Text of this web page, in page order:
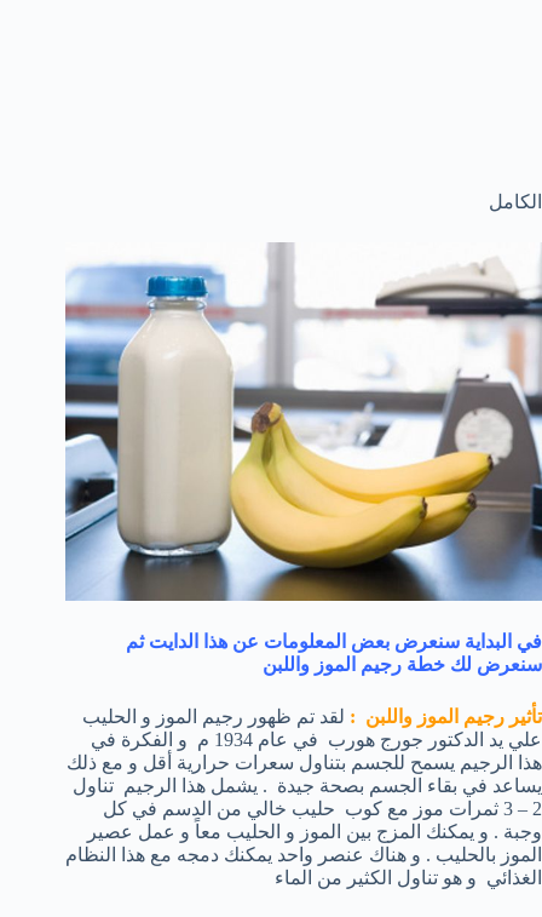
الكامل
في البداية سنعرض بعض المعلومات عن هذا الدايت ثم
سنعرض لك خطة رجيم الموز واللبن
تأثير رجيم الموز واللبن : لقد تم ظهور رجيم الموز و الحليب
علي يد الدكتور جورج هورب في عام 1934 م و الفكرة في
هذا الرجيم يسمح للجسم بتناول سعرات حرارية أقل و مع ذلك
يساعد في بقاء الجسم بصحة جيدة . يشمل هذا الرجيم تناول
2 – 3 ثمرات موز مع كوب حليب خالي من الدسم في كل
وجبة . و يمكنك المزج بين الموز و الحليب معاً و عمل عصير
الموز بالحليب . و هناك عنصر واحد يمكنك دمجه مع هذا النظام
الغذائي و هو تناول الكثير من الماء